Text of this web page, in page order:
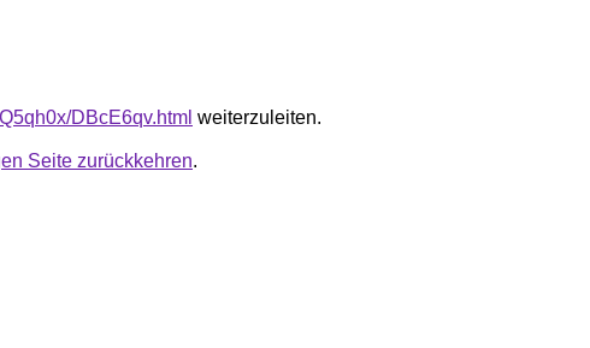
DBcE6qv.html weiterzuleiten.
Seite zurückkehren.